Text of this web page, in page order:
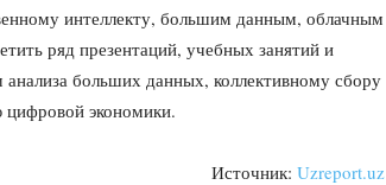
интеллекту, большим данным, облачным
ряд презентаций, учебных занятий и
больших данных, коллективному сбору
экономики.
Источник: Uzreport.uz